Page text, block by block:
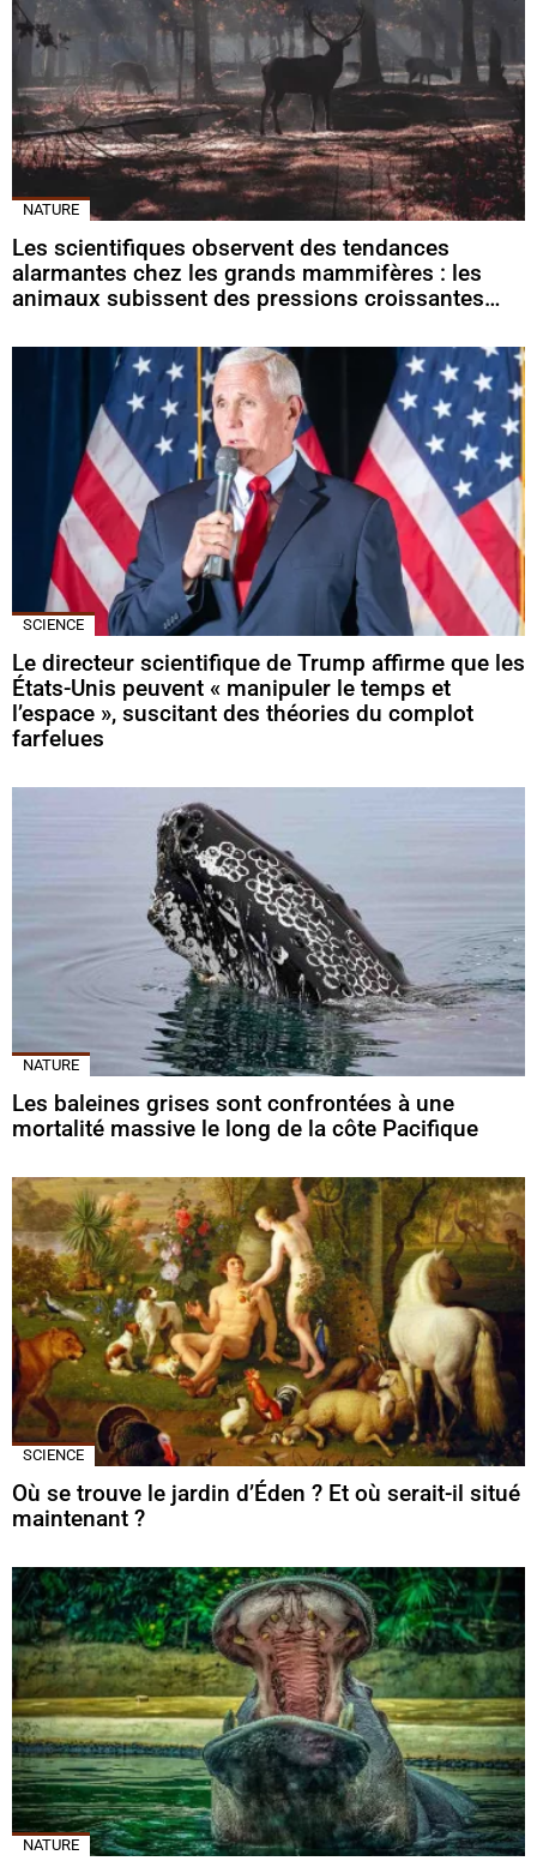
NATURE
Les scientifiques observent des tendances
alarmantes chez les grands mammifères : les
animaux subissent des pressions croissantes…
SCIENCE
Le directeur scientifique de Trump affirme que les
États-Unis peuvent « manipuler le temps et
l’espace », suscitant des théories du complot
farfelues
NATURE
Les baleines grises sont confrontées à une
mortalité massive le long de la côte Pacifique
SCIENCE
Où se trouve le jardin d’Éden ? Et où serait-il situé
maintenant ?
NATURE